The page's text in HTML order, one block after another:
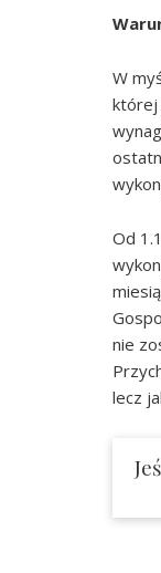
W
której
Od
nie
lecz